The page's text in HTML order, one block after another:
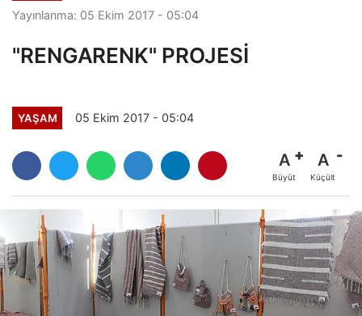
Yayınlanma: 05 Ekim 2017 - 05:04
"RENGARENK" PROJESİ
YAŞAM 05 Ekim 2017 - 05:04
A
Büyüt
A
Küçült